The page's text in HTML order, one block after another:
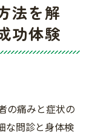
法を解
功体験
の痛みと症状の
な問診と身体検